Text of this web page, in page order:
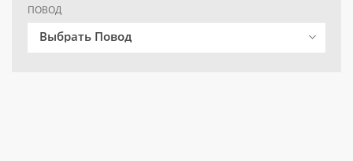
ПОВОД
Выбрать Повод